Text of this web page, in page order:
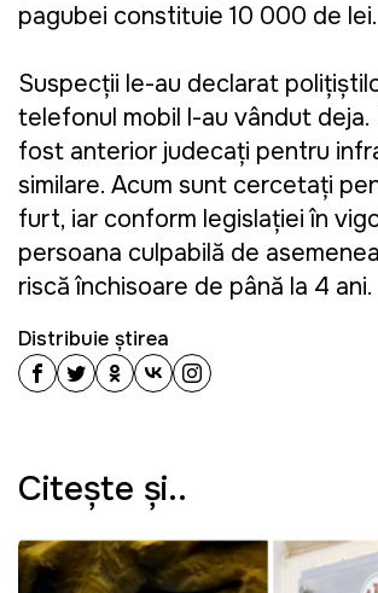
pagubei constituie 10 000 de lei.
Suspecții le-au declarat
telefonul mobil l-au vândut deja.
fost anterior judecați pentru
similare. Acum sunt cercetați
furt, iar conform legislației în
persoana culpabilă de
riscă închisoare de până la 4 ani.
Distribuie știrea
Citeşte şi..